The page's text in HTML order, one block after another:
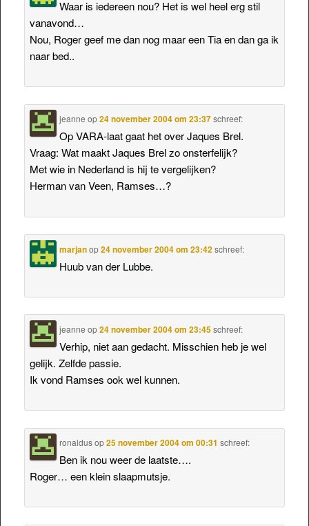
Waar is iedereen nou? Het is wel heel erg stil
vanavond…
Nou, Roger geef me dan nog maar een Tia en dan ga ik
naar bed..
jeanne op24 november 2004 om 23:37 schreef:
Op VARA-laat gaat het over Jaques Brel.
Vraag: Wat maakt Jaques Brel zo onsterfelijk?
Met wie in Nederland is hij te vergelijken?
Herman van Veen, Ramses…?
marjanop24 november 2004 om 23:42 schreef:
Huub van der Lubbe.
jeanne op24 november 2004 om 23:45 schreef:
Verhip, niet aan gedacht. Misschien heb je wel
gelijk. Zelfde passie.
Ik vond Ramses ook wel kunnen.
ronaldusop25 november 2004 om 00:31 schreef:
Ben ik nou weer de laatste….
Roger… een klein slaapmutsje.